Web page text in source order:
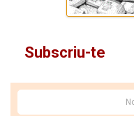
Subscriu-te